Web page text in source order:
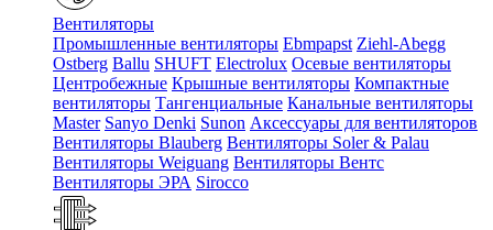
Вентиляторы
Промышленные вентиляторы Ebmpapst Ziehl-Abegg
Ostberg Ballu SHUFT Electrolux Осевые вентиляторы
Центробежные Крышные вентиляторы Компактные
вентиляторы Тангенциальные Канальные вентиляторы
Master Sanyo Denki Sunon Аксессуары для вентиляторов
Вентиляторы Blauberg Вентиляторы Soler & Palau
Вентиляторы Weiguang Вентиляторы Вентс
Вентиляторы ЭРА Sirocco